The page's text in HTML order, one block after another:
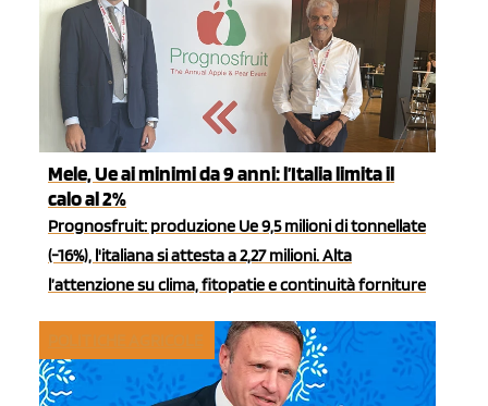
Mele, Ue ai minimi da 9 anni: l’Italia limita il
calo al 2%
Prognosfruit: produzione Ue 9,5 milioni di tonnellate
(-16%), l'italiana si attesta a 2,27 milioni. Alta
l’attenzione su clima, fitopatie e continuità forniture